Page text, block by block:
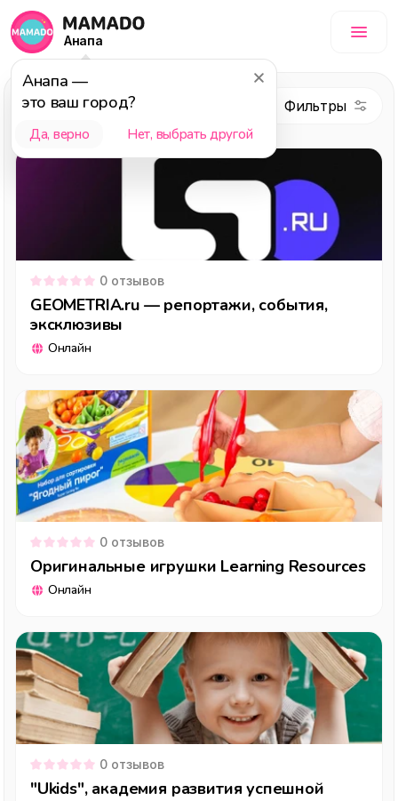
Анапа
Анапа —
это ваш город?
Да, верно Нет, выбрать другой
Досуг
0 отзывов
GEOMETRIA.ru — репортажи, события,
эксклюзивы
Онлайн
0 отзывов
Оригинальные игрушки Learning Resources
Онлайн
0 отзывов
"Ukids", академия развития успешной